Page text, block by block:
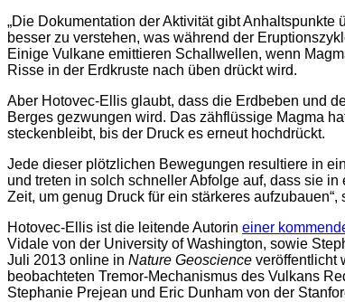
„Die Dokumentation der Aktivität gibt
besser zu verstehen, was während der
Einige Vulkane emittieren Schallwellen, wenn
Risse in der Erdkruste nach üben drückt wird.
Aber Hotovec-Ellis glaubt, dass die Erdbeben und
Berges gezwungen wird. Das zähflüssige Magma
steckenbleibt, bis der Druck es erneut hochdrückt.
Jede dieser plötzlichen Bewegungen resultiere in
und treten in solch schneller Abfolge auf, dass sie
Zeit, um genug Druck für ein stärkeres
Hotovec-Ellis ist die leitende Autorin einer
Vidale von der University of Washington, sowie
Juli 2013 online in Nature Geoscience veröffentlicht
beobachteten Tremor-Mechanismus des Vulkans
Stephanie Prejean und Eric Dunham von der